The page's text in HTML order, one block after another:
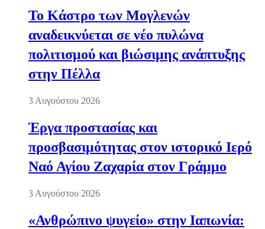
Το Κάστρο των Μογλενών
αναδεικνύεται σε νέο πυλώνα
πολιτισμού και βιώσιμης ανάπτυξης
στην Πέλλα
3 Αυγούστου 2026
Έργα προστασίας και
προσβασιμότητας στον ιστορικό Ιερό
Ναό Αγίου Ζαχαρία στον Γράμμο
3 Αυγούστου 2026
«Ανθρώπινο ψυγείο» στην Ιαπωνία: